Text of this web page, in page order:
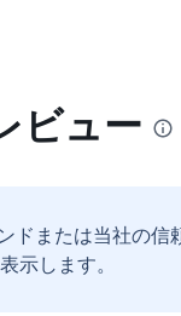
ビュー
ドまたは当社の
示します。